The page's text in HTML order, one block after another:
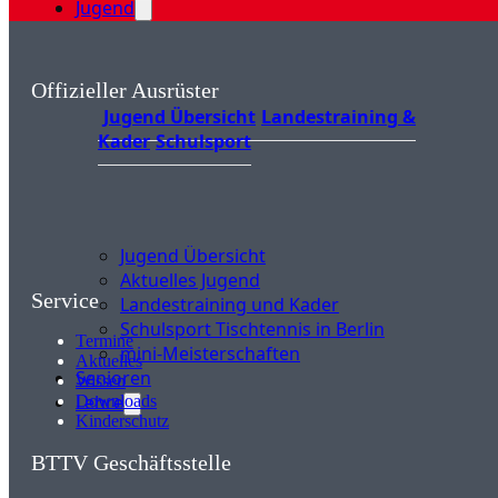
Jugend
Jugend Übersicht Landestraining &
Kader Schulsport
Jugend Übersicht
Aktuelles Jugend
Landestraining und Kader
Schulsport Tischtennis in Berlin
mini-Meisterschaften
Senioren
Lehre
Offizieller Ausrüster
Service
Termine
Aktuelles
Wissen
Downloads
Kinderschutz
BTTV Geschäftsstelle